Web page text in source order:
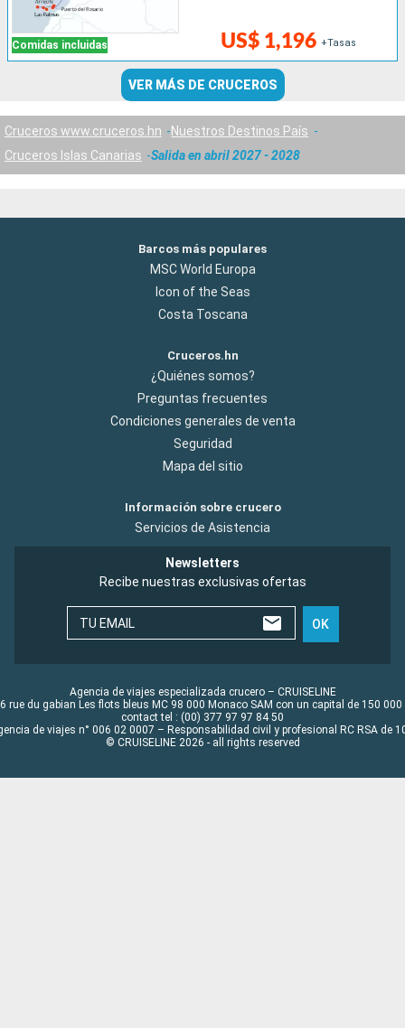
Comidas incluidas US$ 1,196 +Tasas
VER MÁS DE CRUCEROS
Cruceros www.cruceros.hn
Nuestros Destinos País
Cruceros Islas Canarias
Salida en abril 2027 - 2028
Barcos más populares
MSC World Europa
Icon of the Seas
Costa Toscana
Cruceros.hn
¿Quiénes somos?
Preguntas frecuentes
Condiciones generales de venta
Seguridad
Mapa del sitio
Información sobre crucero
Servicios de Asistencia
Newsletters
Recibe nuestras exclusivas ofertas
TU EMAIL OK
Agencia de viajes especializada crucero – CRUISELINE
rue du gabian Les flots bleus MC 98 000 Monaco SAM con un capital de 150 000
contact tel : (00) 377 97 97 84 50
de viajes n° 006 02 0007 – Responsabilidad civil y profesional RC RSA de
© CRUISELINE 2026 - all rights reserved